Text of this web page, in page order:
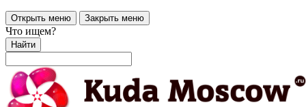
Открыть меню Закрыть меню
Что ищем?
Найти